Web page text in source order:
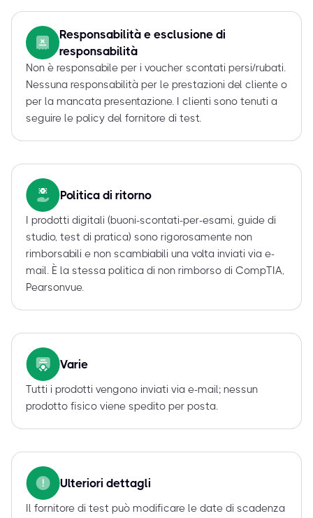
Responsabilità e esclusione di
responsabilità
Non è responsabile per i voucher scontati persi/rubati.
Nessuna responsabilità per le prestazioni del cliente o
per la mancata presentazione. I clienti sono tenuti a
seguire le policy del fornitore di test.
Politica di ritorno
I prodotti digitali (buoni-scontati-per-esami, guide di
studio, test di pratica) sono rigorosamente non
rimborsabili e non scambiabili una volta inviati via e-
mail. È la stessa politica di non rimborso di CompTIA,
Pearsonvue.
Varie
Tutti i prodotti vengono inviati via e-mail; nessun
prodotto fisico viene spedito per posta.
Ulteriori dettagli
Il fornitore di test può modificare le date di scadenza